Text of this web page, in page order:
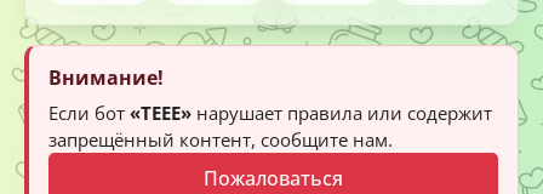
Внимание!
Если бот «TEEE» нарушает правила или содержит
запрещённый контент, сообщите нам.
Пожаловаться